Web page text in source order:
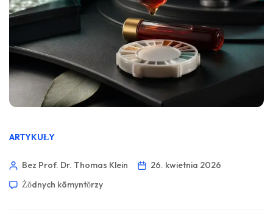
ARTYKUŁY
Bez Prof. Dr. Thomas Klein
26. kwietnia 2026
Żŏdnych kōmyntŏrzy